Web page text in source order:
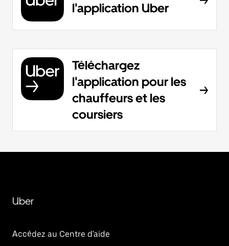
l'application Uber
Téléchargez
l'application pour les
chauffeurs et les
coursiers
Uber
Accédez au Centre d'aide